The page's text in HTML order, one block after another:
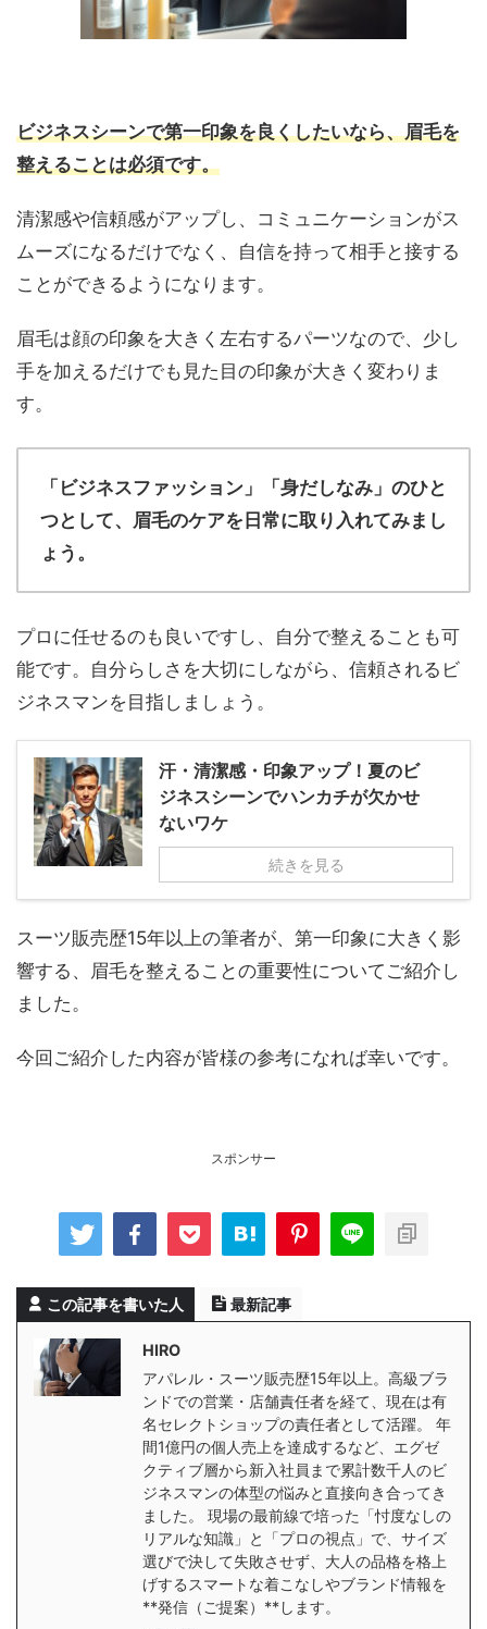
ビジネスシーンで第一印象を良くしたいなら、眉毛を
整えることは必須です。
清潔感や信頼感がアップし、コミュニケーションがス
ムーズになるだけでなく、自信を持って相手と接する
ことができるようになります。
眉毛は顔の印象を大きく左右するパーツなので、少し
手を加えるだけでも見た目の印象が大きく変わりま
す。
「ビジネスファッション」「身だしなみ」のひと
つとして、眉毛のケアを日常に取り入れてみまし
ょう。
プロに任せるのも良いですし、自分で整えることも可
能です。自分らしさを大切にしながら、信頼されるビ
ジネスマンを目指しましょう。
汗・清潔感・印象アップ！夏のビ
ジネスシーンでハンカチが欠かせ
ないワケ
続きを見る
スーツ販売歴15年以上の筆者が、第一印象に大きく影
響する、眉毛を整えることの重要性についてご紹介し
ました。
今回ご紹介した内容が皆様の参考になれば幸いです。
スポンサー
この記事を書いた人 最新記事
HIRO
アパレル・スーツ販売歴15年以上。高級ブラ
ンドでの営業・店舗責任者を経て、現在は有
名セレクトショップの責任者として活躍。 年
間1億円の個人売上を達成するなど、エグゼ
クティブ層から新入社員まで累計数千人のビ
ジネスマンの体型の悩みと直接向き合ってき
ました。 現場の最前線で培った「忖度なしの
リアルな知識」と「プロの視点」で、サイズ
選びで決して失敗させず、大人の品格を格上
げするスマートな着こなしやブランド情報を
**発信（ご提案）**します。